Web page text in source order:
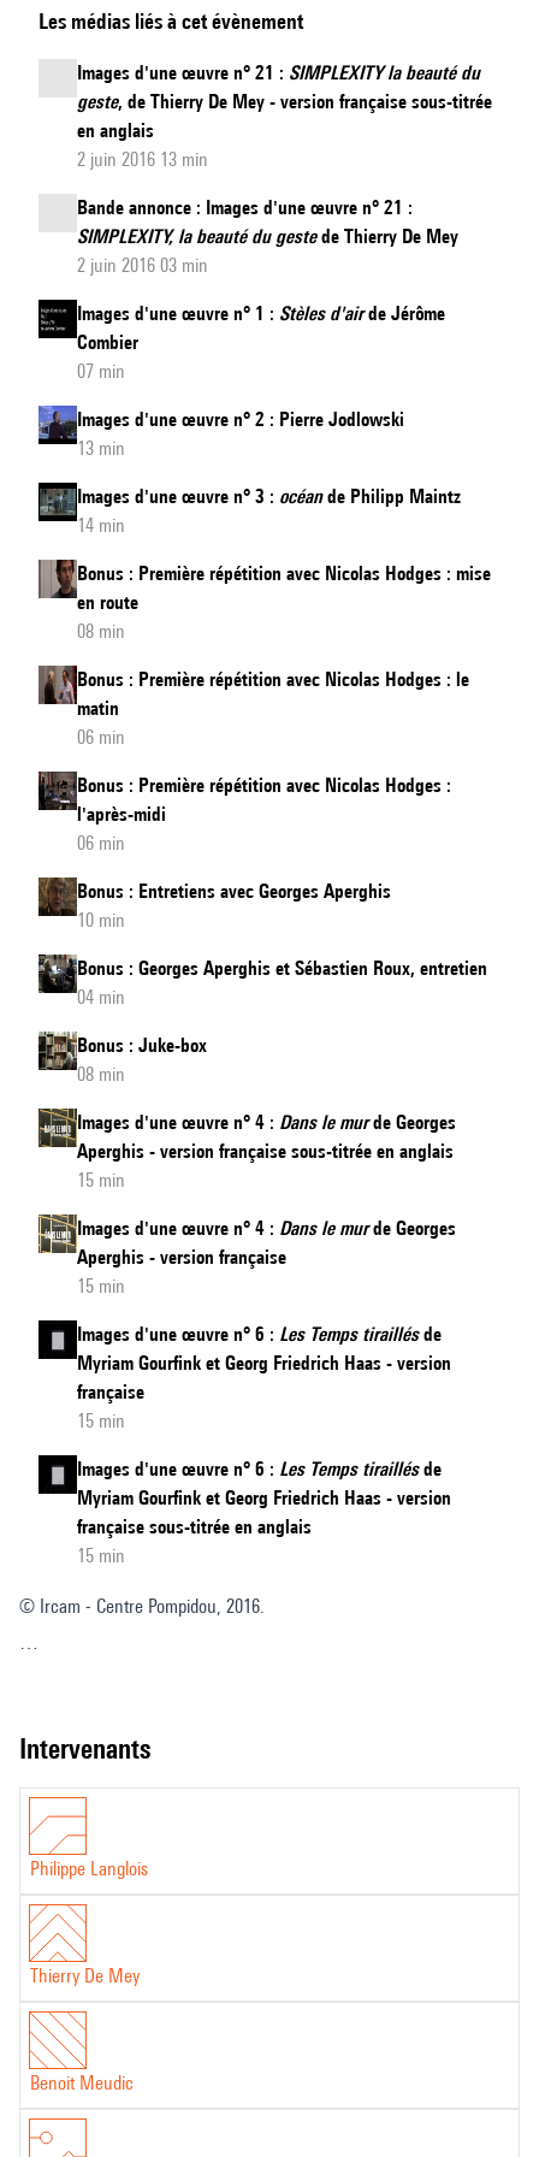
d'une
œuvre
n°
SIMPLEXITY,
la
beauté
du
geste
De
Les médias liés à cet évènement
Images d'une œuvre n° 21 : SIMPLEXITY la beauté du
geste, de Thierry De Mey - version française sous-titrée
en anglais
2 juin 2016 13 min
Bande annonce : Images d'une œuvre n° 21 :
SIMPLEXITY, la beauté du gestede Thierry De Mey
2 juin 2016 03 min
Images d'une œuvre n° 1 : Stèles d'airde Jérôme
Combier
07 min
Images d'une œuvre n° 2 : Pierre Jodlowski
13 min
Images d'une œuvre n° 3 : océande Philipp Maintz
14 min
Bonus : Première répétition avec Nicolas Hodges : mise
en route
08 min
Bonus : Première répétition avec Nicolas Hodges : le
matin
06 min
Bonus : Première répétition avec Nicolas Hodges :
l'après-midi
06 min
Bonus : Entretiens avec Georges Aperghis
10 min
Bonus : Georges Aperghis et Sébastien Roux, entretien
04 min
Bonus : Juke-box
08 min
Images d'une œuvre n° 4 : Dans le murde Georges
Aperghis - version française sous-titrée en anglais
15 min
Images d'une œuvre n° 4 : Dans le murde Georges
Aperghis - version française
15 min
Images d'une œuvre n° 6 : Les Temps tiraillésde
Myriam Gourfink et Georg Friedrich Haas - version
française
15 min
Images d'une œuvre n° 6 : Les Temps tiraillésde
Myriam Gourfink et Georg Friedrich Haas - version
française sous-titrée en anglais
15 min
© Ircam - Centre Pompidou, 2016.
intervenants
Philippe Langlois
Thierry De Mey
Benoit Meudic